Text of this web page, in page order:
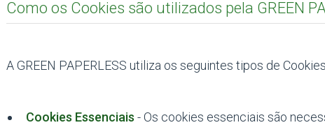
Como os Cookies são utilizados pela GREEN
A GREEN PAPERLESS utiliza os seguintes tipos de
Cookies Essenciais - Os cookies essenciais são